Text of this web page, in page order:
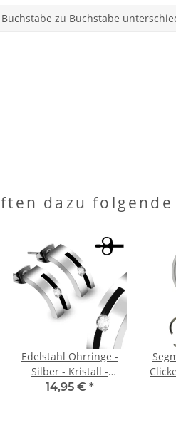
zu Buchstabe
dazu
Edelstahl Ohrringe -
Silber - Kristall -
Halbcreole
14,95 € *